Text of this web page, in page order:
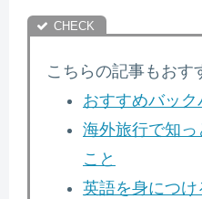
こちらの記事もおす
おすすめバック
海外旅行で知
こと
英語を身につけ